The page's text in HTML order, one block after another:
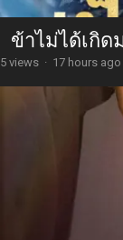
ข้าไม่ได้เกิด
5 views · 17 hours ago